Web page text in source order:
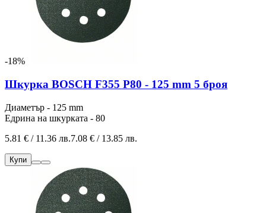
-18%
Шкурка BOSCH F355 P80 - 125 mm 5 броя
Диаметър - 125 mm
Едрина на шкурката - 80
5.81 € / 11.36 лв.7.08 € / 13.85 лв.
Купи